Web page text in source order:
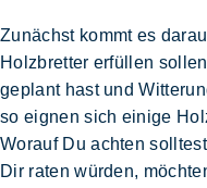
Zunächst kommt es
Holzbretter erfüllen sollen
geplant hast und
so eignen sich einige
Worauf Du achten
Dir raten würden,